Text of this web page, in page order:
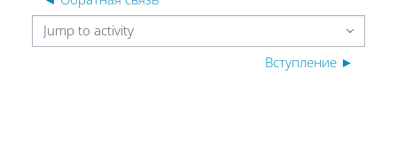
Jump to activity
Вступление ►